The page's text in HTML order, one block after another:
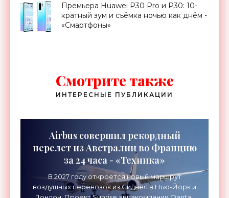
Премьера Huawei P30 Pro и P30: 10-
кратный зум и съёмка ночью как днём -
«Смартфоны»
Смотрите также
ИНТЕРЕСНЫЕ ПУБЛИКАЦИИ
Airbus совершил рекордный
перелет из Австралии во Францию
за 24 часа - «Техника»
В 2027 году откроется новый маршрут
воздушных перевозок из Сиднея в Нью-Йорк и